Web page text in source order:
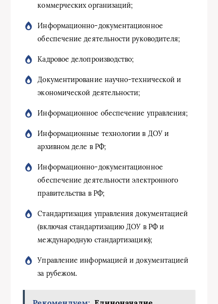
коммерческих организаций;
Информационно-документационное
обеспечение деятельности руководителя;
Кадровое делопроизводство;
Документирование научно-технической и
экономической деятельности;
Информационное обеспечение управления;
Информационные технологии в ДОУ и
архивном деле в РФ;
Информационно-документационное
обеспечение деятельности электронного
правительства в РФ;
Стандартизация управления документацией
(включая стандартизацию ДОУ в РФ и
международную стандартизацию);
Управление информацией и документацией
за рубежом.